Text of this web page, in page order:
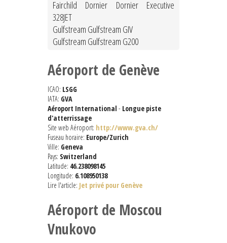
Fairchild Dornier Dornier Executive
328JET
Gulfstream Gulfstream GIV
Gulfstream Gulfstream G200
Aéroport de Genève
ICAO: LSGG
IATA: GVA
Aéroport International - Longue piste
d'atterrissage
Site web Aéroport: http://www.gva.ch/
Fuseau horaire: Europe/Zurich
Ville: Geneva
Pays: Switzerland
Latitude: 46.238098145
Longitude: 6.108950138
Lire l'article: Jet privé pour Genève
Aéroport de Moscou
Vnukovo